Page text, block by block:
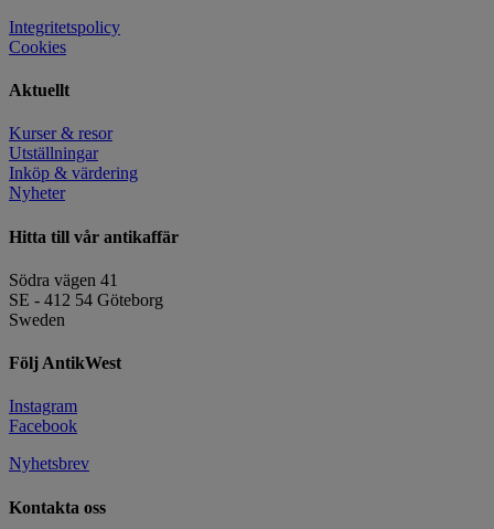
Integritetspolicy
Cookies
Aktuellt
Kurser & resor
Utställningar
Inköp & värdering
Nyheter
Hitta till vår antikaffär
Södra vägen 41
SE - 412 54 Göteborg
Sweden
Följ AntikWest
Instagram
Facebook
Nyhetsbrev
Kontakta oss